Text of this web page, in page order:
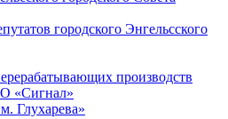
городского Энгельсского
производств
«Сигнал»
Глухарева»